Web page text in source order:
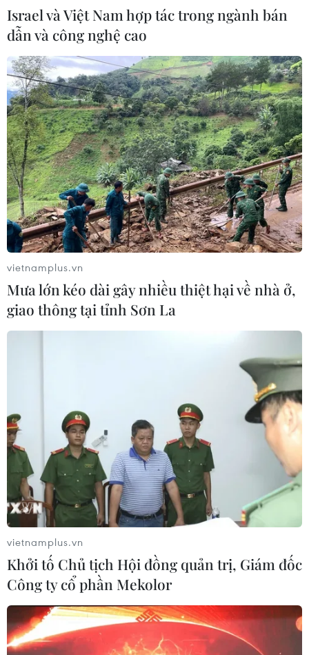
Trao tặng huy hiệu cho hai thuyền trưởng
tàu cảnh sát biển
29/05/2014 07:33
Trung ương Đoàn Thanh niên Cộng sản Hồ Chí Minh đã
trao huy hiệu “Tuổi trẻ dũng cảm” tặng hai thuyền
Israel và Việt Nam hợp tác trong ngành bán
dẫn và công nghệ cao
vietnamplus.vn
Mưa lớn kéo dài gây nhiều thiệt hại về nhà ở,
giao thông tại tỉnh Sơn La
vietnamplus.vn
Khởi tố Chủ tịch Hội đồng quản trị, Giám đốc
Công ty cổ phần Mekolor